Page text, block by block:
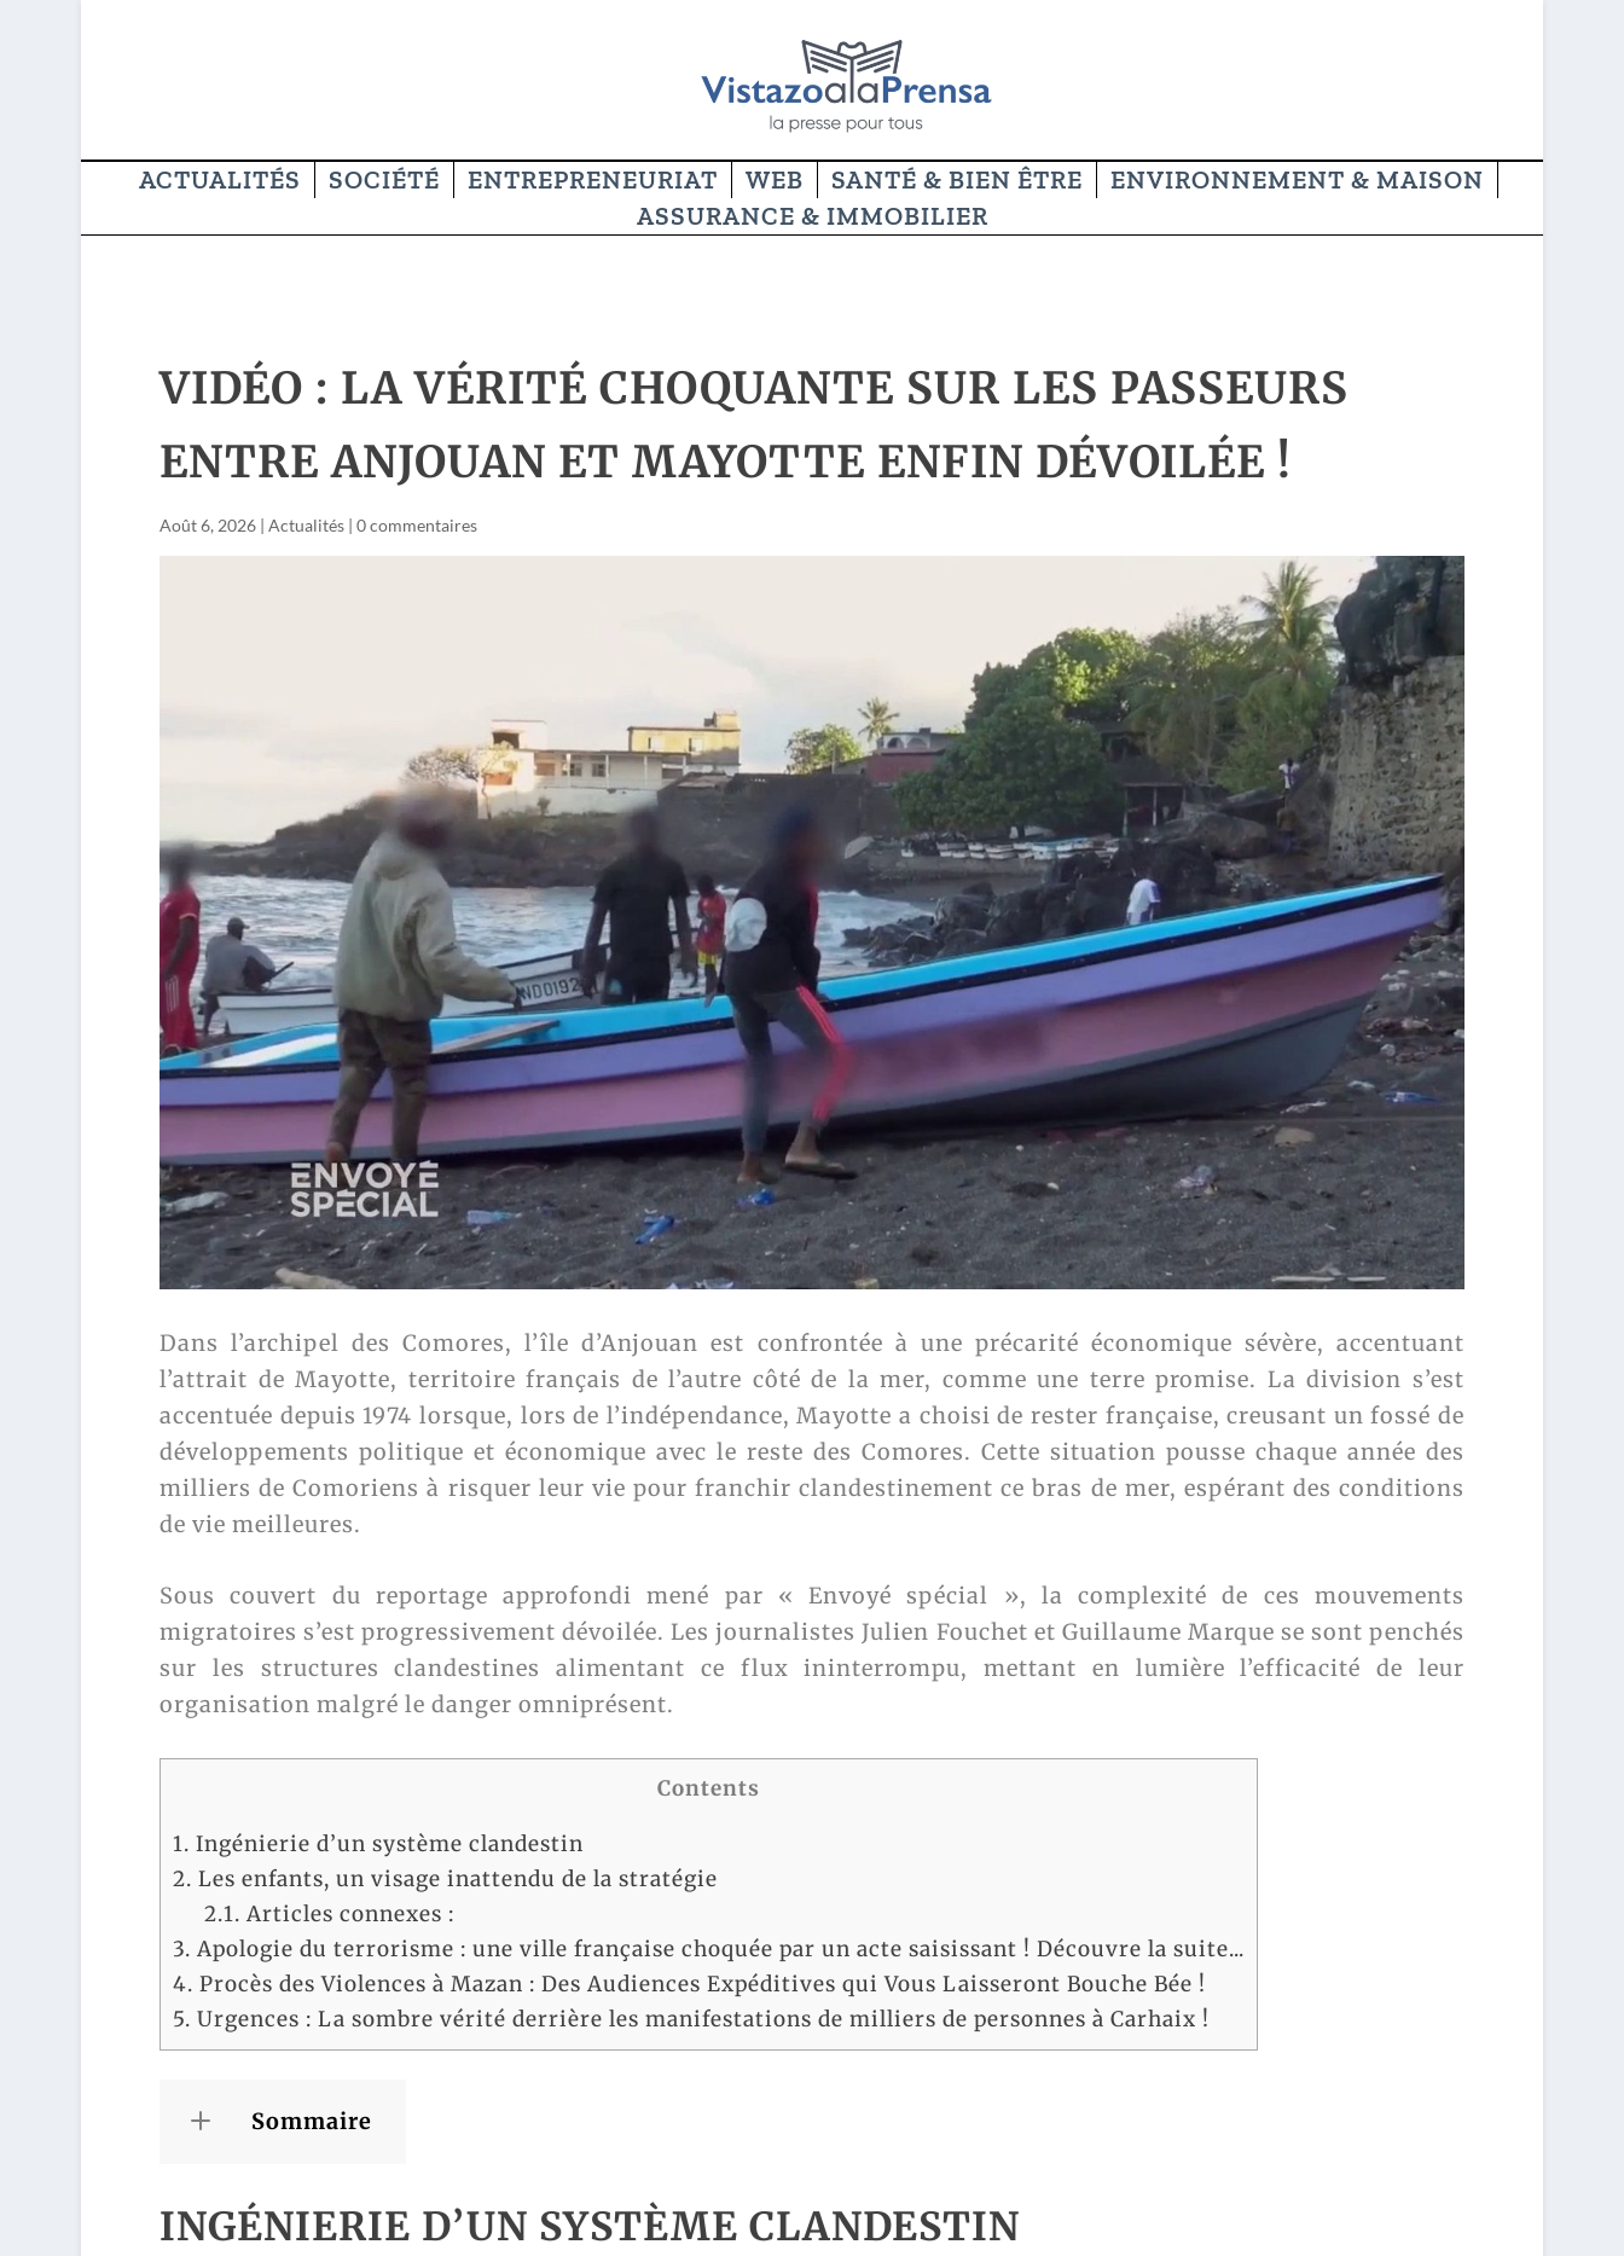
ACTUALITÉS SOCIÉTÉ ENTREPRENEURIAT WEB SANTÉ & BIEN ÊTRE
ENVIRONNEMENT & MAISON
ASSURANCE & IMMOBILIER
VIDÉO : LA VÉRITÉ CHOQUANTE SUR LES PASSEURS
ENTRE ANJOUAN ET MAYOTTE ENFIN DÉVOILÉE !
Août 6, 2026 | Actualités | 0 commentaires
Dans l’archipel des Comores, l’île d’Anjouan est confrontée à une précarité économique sévère, accentuant
l’attrait de Mayotte, territoire français de l’autre côté de la mer, comme une terre promise. La division s’est
accentuée depuis 1974 lorsque, lors de l’indépendance, Mayotte a choisi de rester française, creusant un fossé de
développements politique et économique avec le reste des Comores. Cette situation pousse chaque année des
milliers de Comoriens à risquer leur vie pour franchir clandestinement ce bras de mer, espérant des conditions
de vie meilleures.
Sous couvert du reportage approfondi mené par « Envoyé spécial », la complexité de ces mouvements
migratoires s’est progressivement dévoilée. Les journalistes Julien Fouchet et Guillaume Marque se sont penchés
sur les structures clandestines alimentant ce flux ininterrompu, mettant en lumière l’efficacité de leur
organisation malgré le danger omniprésent.
Contents
1. Ingénierie d’un système clandestin
2. Les enfants, un visage inattendu de la stratégie
2.1. Articles connexes :
3. Apologie du terrorisme : une ville française choquée par un acte saisissant ! Découvre la suite...
4. Procès des Violences à Mazan : Des Audiences Expéditives qui Vous Laisseront Bouche Bée !
5. Urgences : La sombre vérité derrière les manifestations de milliers de personnes à Carhaix !
Sommaire
INGÉNIERIE D’UN SYSTÈME CLANDESTIN